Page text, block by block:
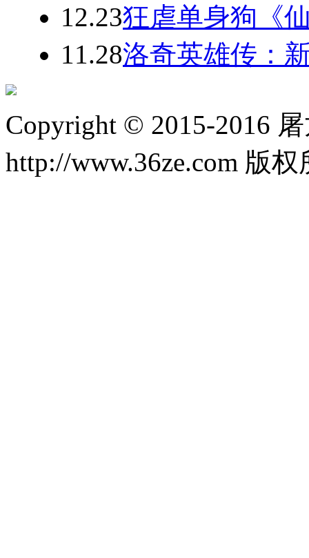
12.23狂虐单身狗《
11.28洛奇英雄传：
Copyright © 2015-2016
http://www.36ze.com 版权